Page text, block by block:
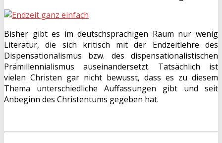
Bisher gibt es im deutschsprachigen Raum nur wenig
Literatur, die sich kritisch mit der Endzeitlehre des
Dispensationalismus bzw. des dispensationalistischen
Prämillennialismus auseinandersetzt. Tatsächlich ist
vielen Christen gar nicht bewusst, dass es zu diesem
Thema unterschiedliche Auffassungen gibt und seit
Anbeginn des Christentums gegeben hat.